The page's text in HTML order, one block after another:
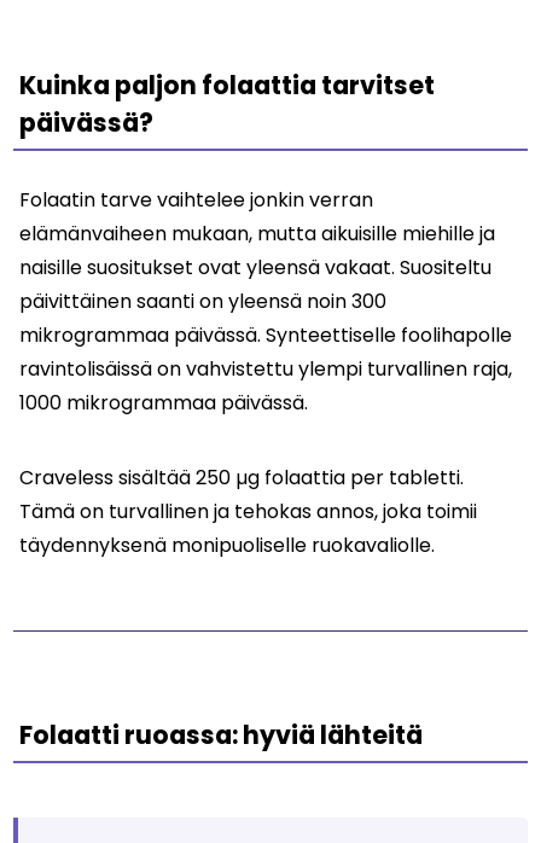
Kuinka paljon folaattia tarvitset
päivässä?
Folaatin tarve vaihtelee jonkin verran
elämänvaiheen mukaan, mutta aikuisille miehille ja
naisille suositukset ovat yleensä vakaat. Suositeltu
päivittäinen saanti on yleensä noin 300
mikrogrammaa päivässä. Synteettiselle foolihapolle
ravintolisäissä on vahvistettu ylempi turvallinen raja,
1000 mikrogrammaa päivässä.
Craveless sisältää 250 µg folaattia per tabletti.
Tämä on turvallinen ja tehokas annos, joka toimii
täydennyksenä monipuoliselle ruokavaliolle.
Folaatti ruoassa: hyviä lähteitä